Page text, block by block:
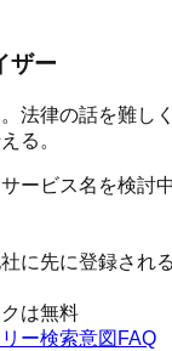
ザー
法律の話を難し
る。
ービス名を検討
に先に登録され
は無料
ー検索意図 FAQ